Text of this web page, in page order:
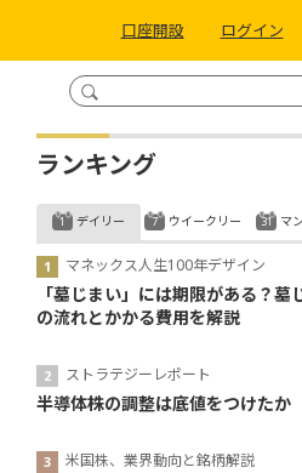
口座開設 ログイン
ランキング
デイリー
マネックス人生100年デザイン
「墓じまい」には期限がある？墓
の流れとかかる費用を解説
ストラテジーレポート
半導体株の調整は底値をつけたか
米国株、業界動向と銘柄解説
ウイークリー マ